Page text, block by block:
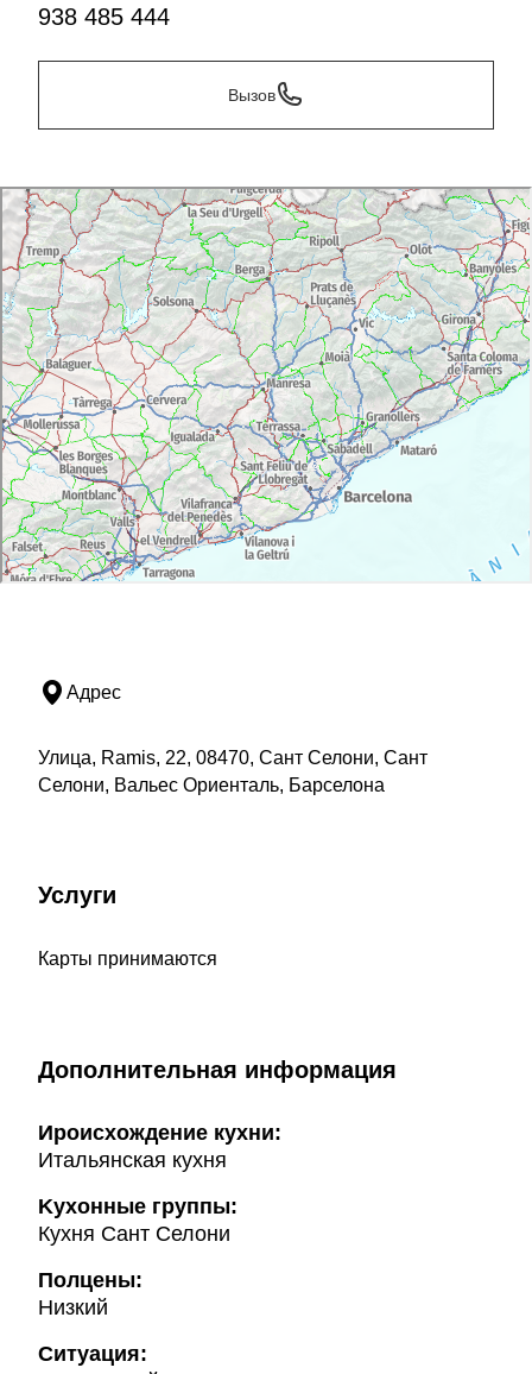
938 485 444
Вызов
Адрес
Улица, Ramis, 22, 08470, Сант Селони, Сант
Селони, Вальес Ориенталь, Барселона
Услуги
Карты принимаются
Дополнительная информация
Ироисхождение кухни:
Итальянская кухня
Kухонные группы:
Кухня Сант Селони
Полцены:
Низкий
Ситуация: